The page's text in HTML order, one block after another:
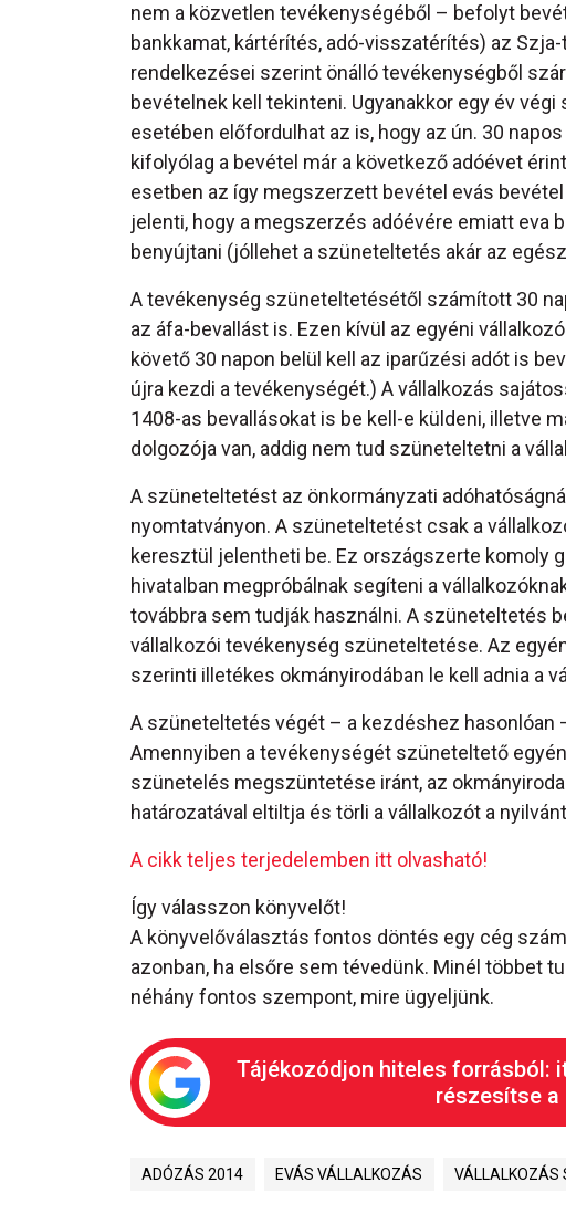
nem a közvetlen tevékenységéből – befolyt
bankkamat, kártérítés, adó-visszatérítés) az
rendelkezései szerint önálló tevékenységből
bevételnek kell tekinteni. Ugyanakkor egy év végi
esetében előfordulhat az is, hogy az ún. 30 napos
kifolyólag a bevétel már a következő adóévet
esetben az így megszerzett bevétel evás
jelenti, hogy a megszerzés adóévére emiatt eva
benyújtani (jóllehet a szüneteltetés akár az
A tevékenység szüneteltetésétől számított 30
az áfa-bevallást is. Ezen kívül az egyéni
követő 30 napon belül kell az iparűzési adót is
újra kezdi a tevékenységét.) A vállalkozás
1408-as bevallásokat is be kell-e küldeni, illetve
dolgozója van, addig nem tud szüneteltetni a
A szüneteltetést az önkormányzati
nyomtatványon. A szüneteltetést csak a
keresztül jelentheti be. Ez országszerte komoly
hivatalban megpróbálnak segíteni a
továbbra sem tudják használni. A szüneteltetés
vállalkozói tevékenység szüneteltetése. Az
szerinti illetékes okmányirodában le kell adnia a
A szüneteltetés végét – a kezdéshez hasonlóan
Amennyiben a tevékenységét szüneteltető
szünetelés megszüntetése iránt, az
határozatával eltiltja és törli a vállalkozót a
A cikk teljes terjedelemben itt olvasható!
Így válasszon könyvelőt!
A könyvelőválasztás fontos döntés egy cég
azonban, ha elsőre sem tévedünk. Minél többet
néhány fontos szempont, mire ügyeljünk.
Tájékozódjon hiteles forrásból:
részesítse a
ADÓZÁS 2014 EVÁS VÁLLALKOZÁS VÁLLALKOZÁS